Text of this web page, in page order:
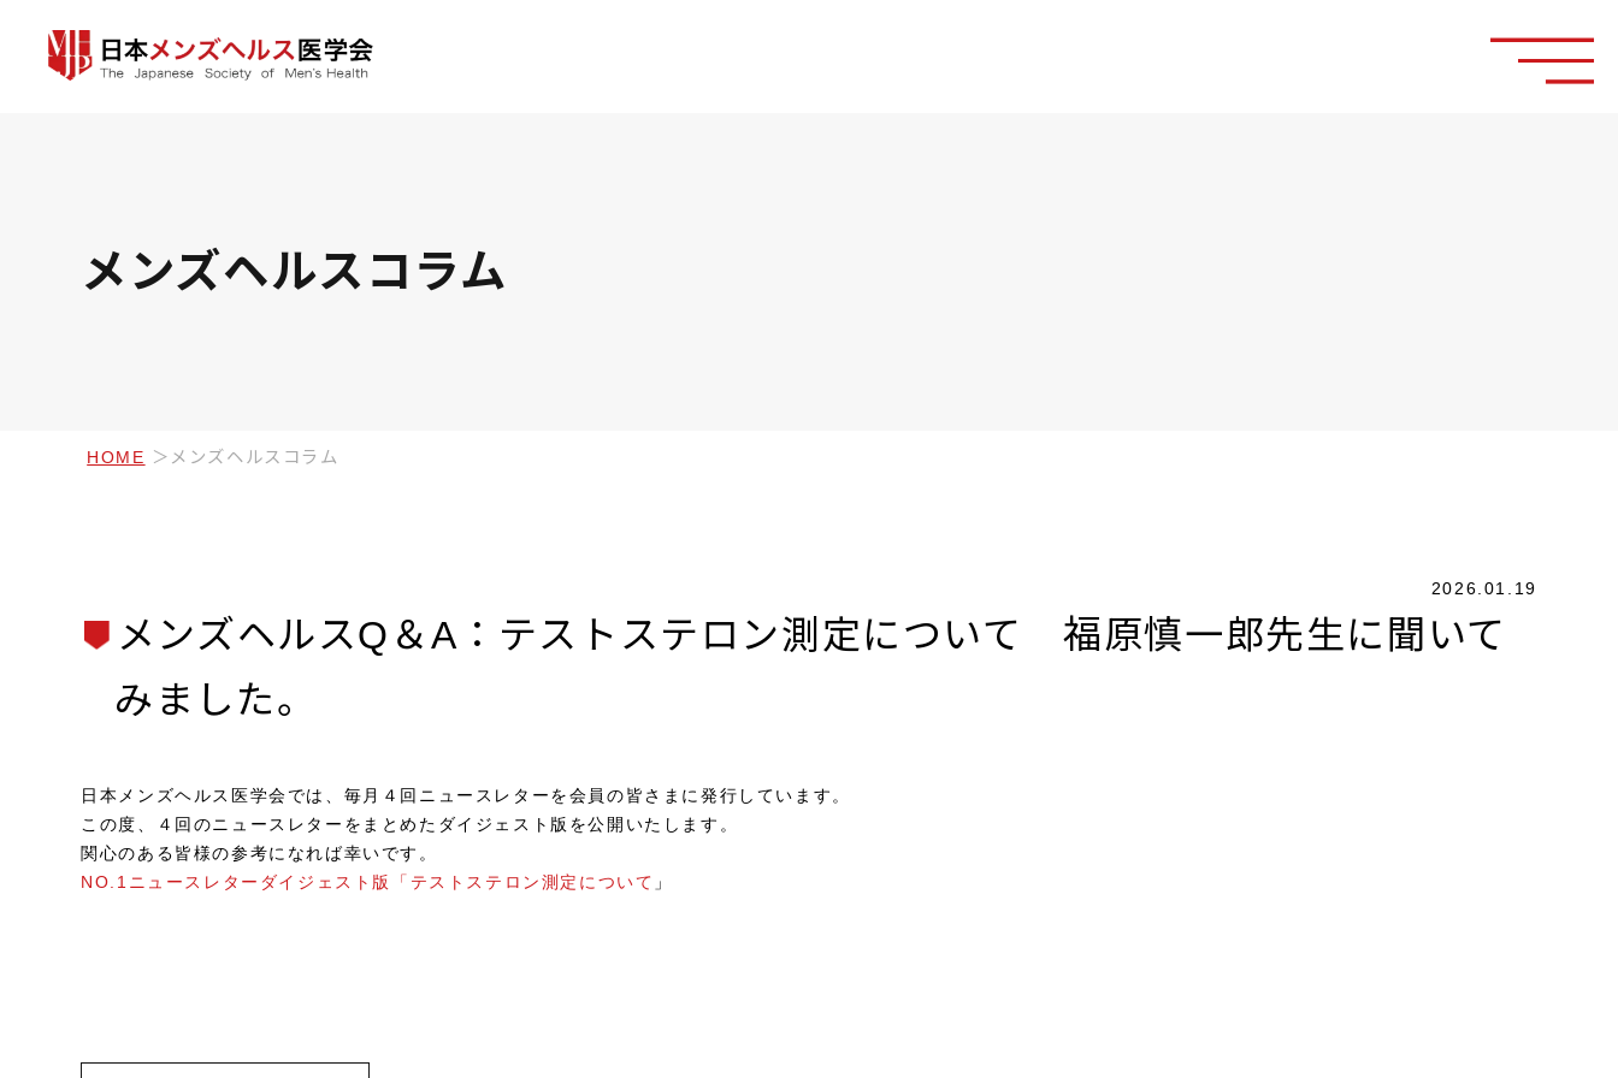
メンズヘルスコラム
HOME メンズヘルスコラム
2026.01.19
メンズヘルスQ＆A：テストステロン測定について 福原慎一郎先生に聞いて
みました。
日本メンズヘルス医学会では、毎月４回ニュースレターを会員の皆さまに発行しています。
この度、４回のニュースレターをまとめたダイジェスト版を公開いたします。
関心のある皆様の参考になれば幸いです。
NO.1ニュースレターダイジェスト版「テストステロン測定について 」